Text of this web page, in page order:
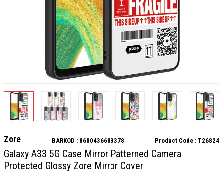
Zore BARKOD : 8680436683378 Product Code : T26824
Galaxy A33 5G Case Mirror Patterned Camera
Protected Glossy Zore Mirror Cover